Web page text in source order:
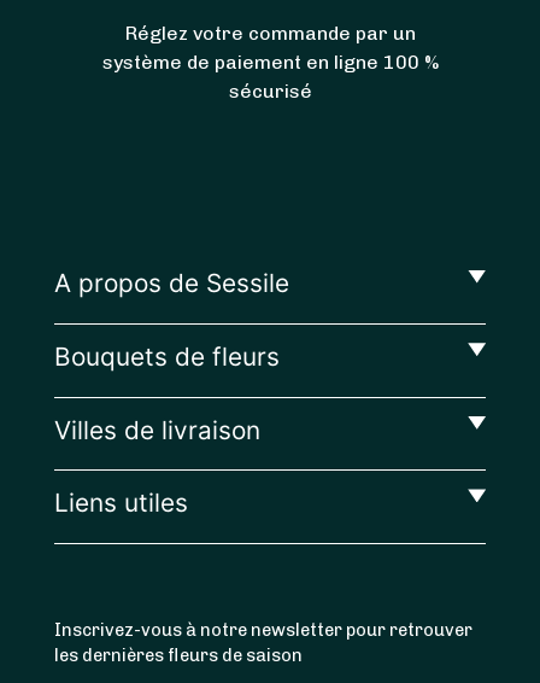
Réglez votre commande par un
système de paiement en ligne 100 %
sécurisé
A propos de Sessile
Bouquets de fleurs
Villes de livraison
Liens utiles
Inscrivez-vous à notre newsletter pour retrouver
les dernières fleurs de saison